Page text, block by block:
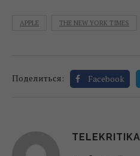
APPLE THE NEW YORK TIMES
Поделиться: Facebook
TELEKRITIKA